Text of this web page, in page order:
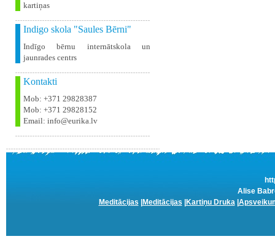
kartiņas
Indigo skola "Saules Bērni"
Indīgo bērnu internātskola un
jaunrades centrs
Kontakti
Mob: +371 29828387
Mob: +371 29828152
Email: info@eurika.lv
Alise
Meditācijas
Meditācijas Kartiņu Druka|